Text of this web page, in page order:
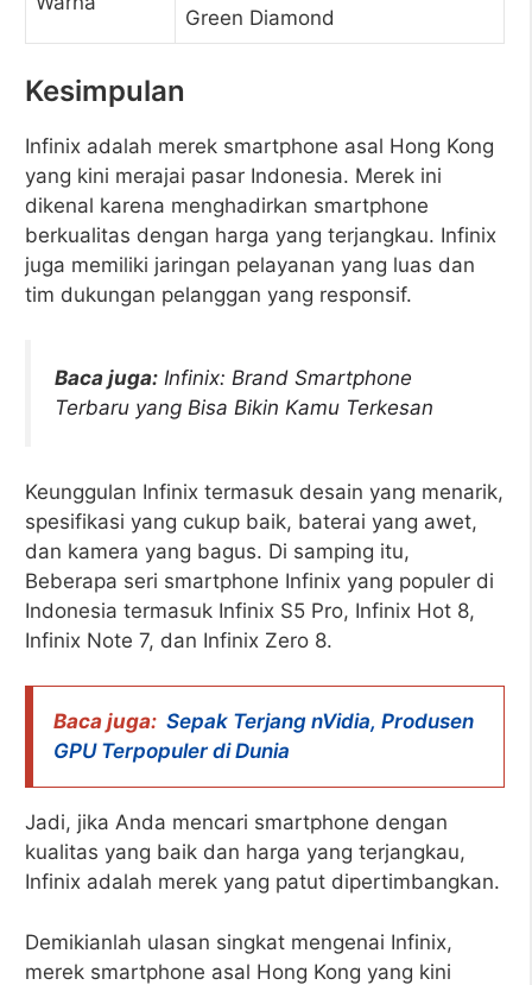
Green Diamond
Kesimpulan
Infinix adalah merek smartphone asal Hong Kong
yang kini merajai pasar Indonesia. Merek ini
dikenal karena menghadirkan smartphone
berkualitas dengan harga yang terjangkau. Infinix
juga memiliki jaringan pelayanan yang luas dan
tim dukungan pelanggan yang responsif.
Baca juga: Infinix: Brand Smartphone
Terbaru yang Bisa Bikin Kamu Terkesan
Keunggulan Infinix termasuk desain yang menarik,
spesifikasi yang cukup baik, baterai yang awet,
dan kamera yang bagus. Di samping itu,
Beberapa seri smartphone Infinix yang populer di
Indonesia termasuk Infinix S5 Pro, Infinix Hot 8,
Infinix Note 7, dan Infinix Zero 8.
Baca juga: Sepak Terjang nVidia, Produsen
GPU Terpopuler di Dunia
Jadi, jika Anda mencari smartphone dengan
kualitas yang baik dan harga yang terjangkau,
Infinix adalah merek yang patut dipertimbangkan.
Demikianlah ulasan singkat mengenai Infinix,
merek smartphone asal Hong Kong yang kini